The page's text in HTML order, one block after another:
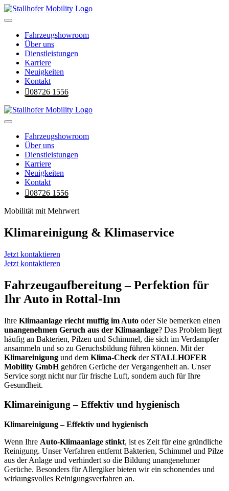
Fahrzeugshowroom
Über uns
Dienstleistungen
Karriere
Neuigkeiten
Kontakt
08726 1556
Fahrzeugshowroom
Über uns
Dienstleistungen
Karriere
Neuigkeiten
Kontakt
08726 1556
Mobilität mit Mehrwert
Klimareinigung & Klimaservice
Jetzt kontaktieren
Jetzt kontaktieren
Fahrzeugaufbereitung – Perfektion für
Ihr Auto in Rottal-Inn
Ihre Klimaanlage riecht muffig im Auto oder Sie bemerken einen
unangenehmen Geruch aus der Klimaanlage? Das Problem liegt
häufig an Bakterien, Pilzen und Schimmel, die sich im Verdampfer
ansammeln und so zu Geruchsbildung führen können. Mit der
Klimareinigung und dem Klima-Check derSTALLHOFER
Mobility GmbHgehören Gerüche der Vergangenheit an. Unser
Service sorgt nicht nur für frische Luft, sondern auch für Ihre
Gesundheit.
Klimareinigung – Effektiv und hygienisch
Klimareinigung – Effektiv und hygienisch
Wenn Ihre Auto-Klimaanlage stinkt, ist es Zeit für eine gründliche
Reinigung. Unser Verfahren entfernt Bakterien, Schimmel und Pilze
aus der Anlage und verhindert so die Bildung unangenehmer
Gerüche. Besonders für Allergiker bieten wir ein schonendes und
wirkungsvolles Reinigungsverfahren an.